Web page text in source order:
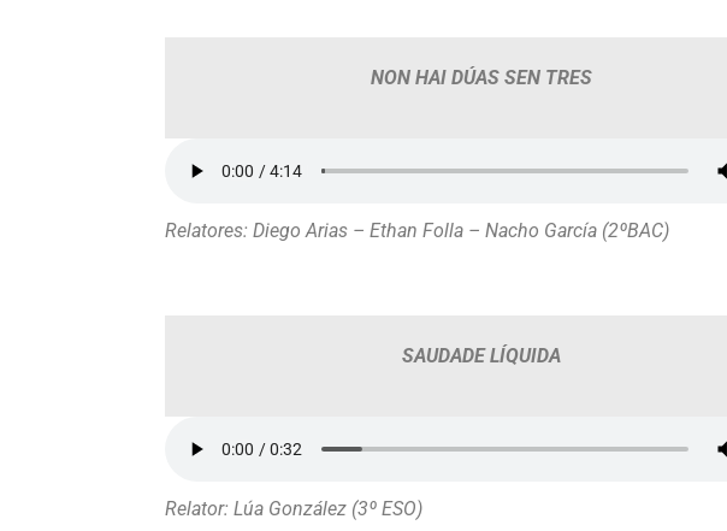
NON HAI DÚAS SEN TRES
Relatores: Diego Arias – Ethan Folla – Nacho García (2ºBAC)
SAUDADE LÍQUIDA
Relator: Lúa González (3º ESO)